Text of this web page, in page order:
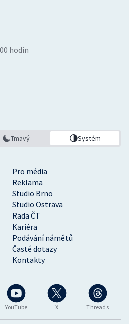
YouTube X Threads
Pro média
Reklama
Studio Brno
Studio Ostrava
Rada ČT
Kariéra
Podávání námětů
Časté dotazy
Kontakty
hodin
Tmavý Systém